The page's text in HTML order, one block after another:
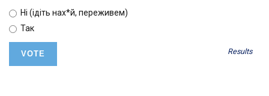
Ні (ідіть нах*й, переживем)
Так
Results